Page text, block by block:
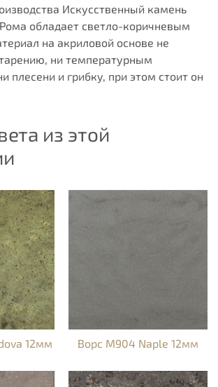
Искусственный камень
обладает светло-коричневым
на акриловой основе не
ни температурным
плесени и грибку, при этом стоит он
из этой
12мм Ворс M904 Naple 12мм